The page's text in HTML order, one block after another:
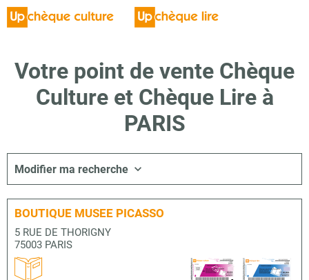
Votre point de vente Chèque
Culture et Chèque Lire à
PARIS
Modifier ma recherche
BOUTIQUE MUSEE PICASSO
5 RUE DE THORIGNY
75003 PARIS